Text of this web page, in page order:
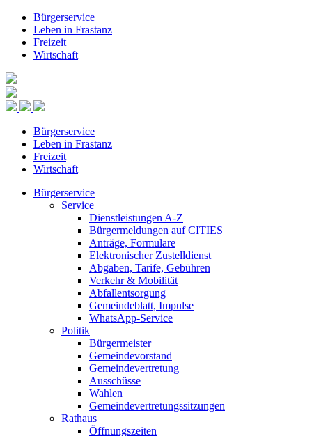
Bürgerservice
Leben in Frastanz
Freizeit
Wirtschaft
Bürgerservice
Leben in Frastanz
Freizeit
Wirtschaft
Bürgerservice
Service
Dienstleistungen A-Z
Bürgermeldungen auf CITIES
Anträge, Formulare
Elektronischer Zustelldienst
Abgaben, Tarife, Gebühren
Verkehr & Mobilität
Abfallentsorgung
Gemeindeblatt, Impulse
WhatsApp-Service
Politik
Bürgermeister
Gemeindevorstand
Gemeindevertretung
Ausschüsse
Wahlen
Gemeindevertretungssitzungen
Rathaus
Öffnungszeiten